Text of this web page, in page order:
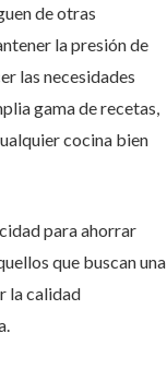
de otras
la presión de
las necesidades
gama de recetas,
cocina bien
para ahorrar
que buscan una
la calidad